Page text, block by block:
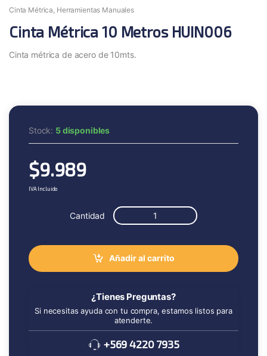
Cinta Métrica Herramientas Manuales
Cinta Métrica 10 Metros HUIN006
Cinta métrica de acero de 10mts.
Stock: 5 disponibles
$9.989
IVA Incluido
Cantidad
Añadir al carrito
¿Tienes Preguntas?
Si necesitas ayuda con tu compra, estamos listos para
atenderte.
+569 4220 7935